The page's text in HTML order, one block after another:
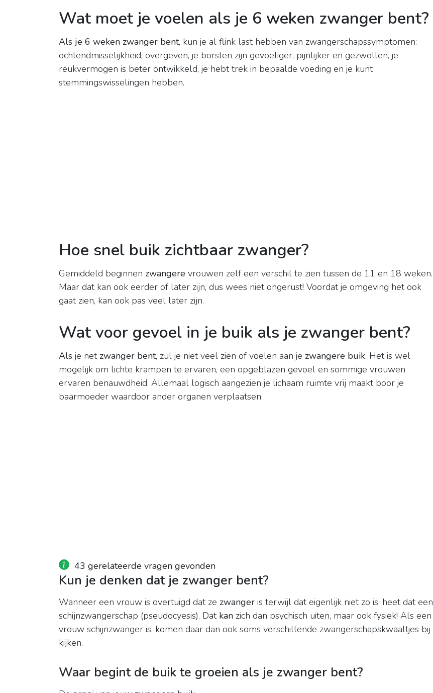
Wat moet je voelen als je 6 weken zwanger bent?
Als je 6 weken zwanger bent, kun je al flink last hebben van zwangerschapssymptomen:
ochtendmisselijkheid, overgeven, je borsten zijn gevoeliger, pijnlijker en gezwollen, je
reukvermogen is beter ontwikkeld, je hebt trek in bepaalde voeding en je kunt
stemmingswisselingen hebben.
Hoe snel buik zichtbaar zwanger?
Gemiddeld beginnen zwangere vrouwen zelf een verschil te zien tussen de 11 en 18 weken.
Maar dat kan ook eerder of later zijn, dus wees niet ongerust! Voordat je omgeving het ook
gaat zien, kan ook pas veel later zijn.
Wat voor gevoel in je buik als je zwanger bent?
Als je net zwanger bent, zul je niet veel zien of voelen aan je zwangere buik. Het is wel
mogelijk om lichte krampen te ervaren, een opgeblazen gevoel en sommige vrouwen
ervaren benauwdheid. Allemaal logisch aangezien je lichaam ruimte vrij maakt boor je
baarmoeder waardoor ander organen verplaatsen.
43 gerelateerde vragen gevonden
Kun je denken dat je zwanger bent?
Wanneer een vrouw is overtuigd dat ze zwanger is terwijl dat eigenlijk niet zo is, heet dat een
schijnzwangerschap (pseudocyesis). Dat kan zich dan psychisch uiten, maar ook fysiek! Als een
vrouw schijnzwanger is, komen daar dan ook soms verschillende zwangerschapskwaaltjes bij
kijken.
Waar begint de buik te groeien als je zwanger bent?